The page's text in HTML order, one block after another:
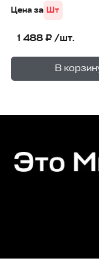
Цена за Шт
1 488 ₽ /шт.
В
В корзине —